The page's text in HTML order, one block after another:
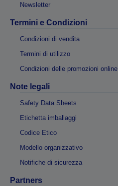
Newsletter
Termini e Condizioni
Condizioni di vendita
Termini di utilizzo
Condizioni delle promozioni online
Note legali
Safety Data Sheets
Etichetta imballaggi
Codice Etico
Modello organizzativo
Notifiche di sicurezza
Partners